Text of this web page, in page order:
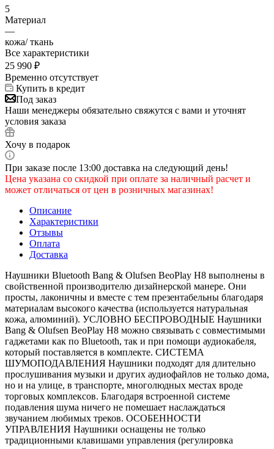
5
Материал
—
кожа/ ткань
Все характеристики
25 990 ₽
Временно отсутствует
Купить в кредит
Под заказ
Наши менеджеры обязательно свяжутся с вами и уточнят
условия заказа
Хочу в подарок
При заказе после 13:00 доставка на следующий день!
Цена указана со скидкой при оплате за наличный расчет и
может отличаться от цен в розничных магазинах!
Описание
Характеристики
Отзывы
Оплата
Доставка
Наушники Bluetooth Bang & Olufsen BeoPlay H8 выполнены в
свойственной производителю дизайнерской манере. Они
просты, лаконичны и вместе с тем презентабельны благодаря
материалам высокого качества (используется натуральная
кожа, алюминий). УСЛОВНО БЕСПРОВОДНЫЕ Наушники
Bang & Olufsen BeoPlay H8 можно связывать с совместимыми
гаджетами как по Bluetooth, так и при помощи аудиокабеля,
который поставляется в комплекте. СИСТЕМА
ШУМОПОДАВЛЕНИЯ Наушники подходят для длительно
прослушивания музыки и других аудиофайлов не только дома,
но и на улице, в транспорте, многолюдных местах вроде
торговых комплексов. Благодаря встроенной системе
подавления шума ничего не помешает наслаждаться
звучанием любимых треков. ОСОБЕННОСТИ
УПРАВЛЕНИЯ Наушники оснащены не только
традиционными клавишами управления (регулировка